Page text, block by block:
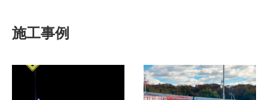
施工事例